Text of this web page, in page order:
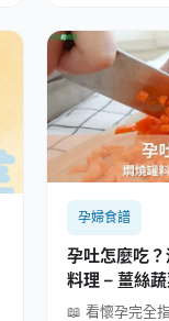
孕婦食譜
孕吐怎麼吃
料理 – 薑絲蔬菜肉
個月(5週~8
📖 看懷孕完全